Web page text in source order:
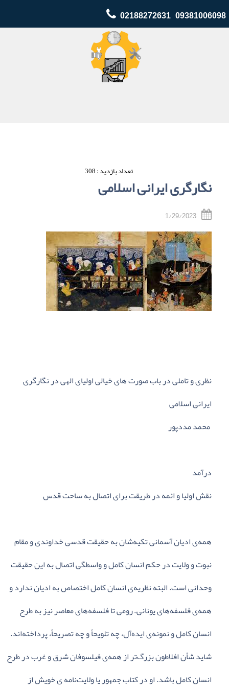
02188272631 09381006098
تعداد بازدید : 308
نگارگری ایرانی اسلامی
1/29/2023
نظری و تاملی در باب صورت های خیالی اولیای الهی در نگارگری
ایرانی اسلامی
محمد مددپور
درآمد
نقش‌ اولیا و ائمه‌ در طریقت‌ برای‌ اتصال‌ به‌ ساحت‌ قدس‌
همه‌ی‌ ادیان‌ آسمانی‌ تکیه‌شان‌ به‌ حقیقت‌ قدسی‌ خداوندی‌ و مقام‌
نبوت‌ و ولایت‌ در حکم‌ انسان‌ کامل‌ و واسطگی‌ اتصال‌ به‌ این‌ حقیقت‌
وحدانی‌ است‌. البته‌ نظریه‌ی‌ انسان‌ کامل‌ اختصاص‌ به‌ ادیان‌ ندارد و
همه‌ی‌ فلسفه‌های‌ یونانی‌ـ رومی‌ تا فلسفه‌های‌ معاصر نیز به‌ طرح‌
انسان‌ کامل‌ و نمونه‌ی‌ ایده‌آل‌، چه‌ تلویحاً و چه‌ تصریحاً، پرداخته‌اند.
شاید شأن‌ افلاطون‌ بزرگ‌تر از همه‌ی‌ فیلسوفان‌ شرق‌ و غرب‌ در طرح‌
انسان‌ کامل‌ باشد. او در کتاب‌ جمهور یا ولایت‌نامه‌ ی‌ خویش‌ از